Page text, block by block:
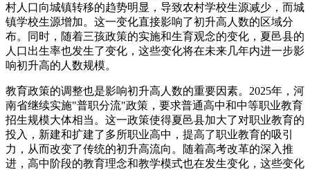
村人口向城镇转移的趋势明显，导致农村学校生源减少，而城
镇学校生源增加。这一变化直接影响了初升高人数的区域分
布。同时，随着三孩政策的实施和生育观念的变化，夏邑县的
人口出生率也发生了变化，这些变化将在未来几年内进一步影
响初升高的人数规模。
教育政策的调整也是影响初升高人数的重要因素。2025年，河
南省继续实施"普职分流"政策，要求普通高中和中等职业教育
招生规模大体相当。这一政策使得夏邑县加大了对职业教育的
投入，新建和扩建了多所职业高中，提高了职业教育的吸引
力，从而改变了传统的初升高流向。随着高考改革的深入推
进，高中阶段的教育理念和教学模式也在发生变化，这些变化